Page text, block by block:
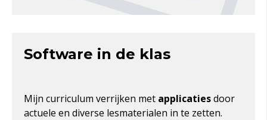
Software in de klas
Mijn curriculum verrijken met applicatiesdoor
actuele en diverse lesmaterialen in te zetten.